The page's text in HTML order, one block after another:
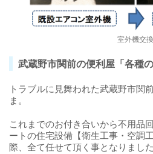
室外機交換
武蔵野市関前の便利屋「各種の
トラブルに見舞われた武蔵野市関
ま。
これまでのお付き合いから不用品
ートの住宅設備【衛生工事・空調
際、全て任せて頂く事となりました